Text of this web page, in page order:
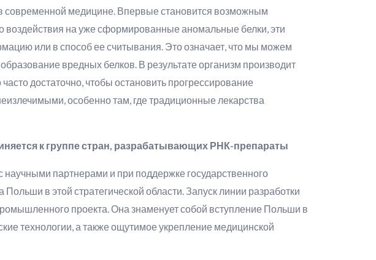
современной медицине. Впервые становится возможным
воздействия на уже сформированные аномальные белки, эти
или в способ ее считывания. Это означает, что мы можем
вредных белков. В результате организм производит
достаточно, чтобы остановить прогрессирование
особенно там, где традиционные лекарства
к группе стран, разрабатывающих РНК-препараты
партнерами и при поддержке государственного
в этой стратегической области. Запуск линии разработки
проекта. Она знаменует собой вступление Польши в
технологии, а также ощутимое укрепление медицинской